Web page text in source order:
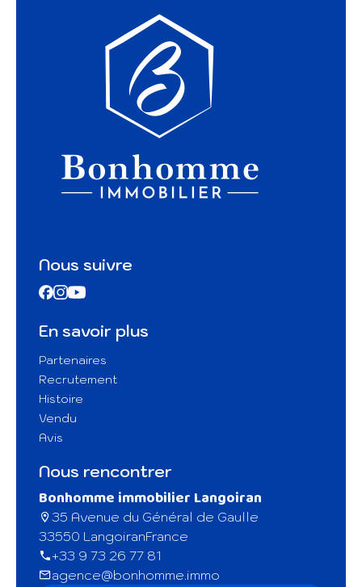
Nous suivre
En savoir plus
Partenaires
Recrutement
Histoire
Vendu
Avis
Nous rencontrer
Bonhomme immobilier Langoiran
35 Avenue du Général de Gaulle
33550 LangoiranFrance
+33 9 73 26 77 81
agence@bonhomme.immo